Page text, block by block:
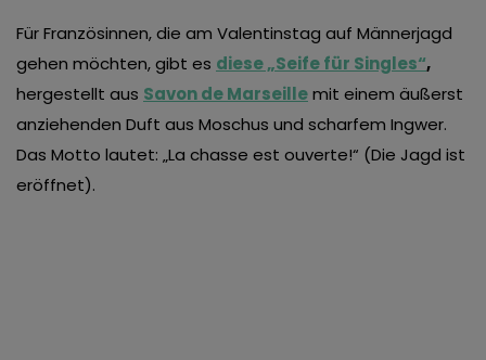
Für Französinnen, die am Valentinstag auf Männerjagd
gehen möchten, gibt es diese „Seife für Singles“,
hergestellt aus Savon de Marseillemit einem äußerst
anziehenden Duft aus Moschus und scharfem Ingwer.
Das Motto lautet: „La chasse est ouverte!“ (Die Jagd ist
eröffnet).